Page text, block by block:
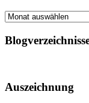
Archiv
Auszeichnung